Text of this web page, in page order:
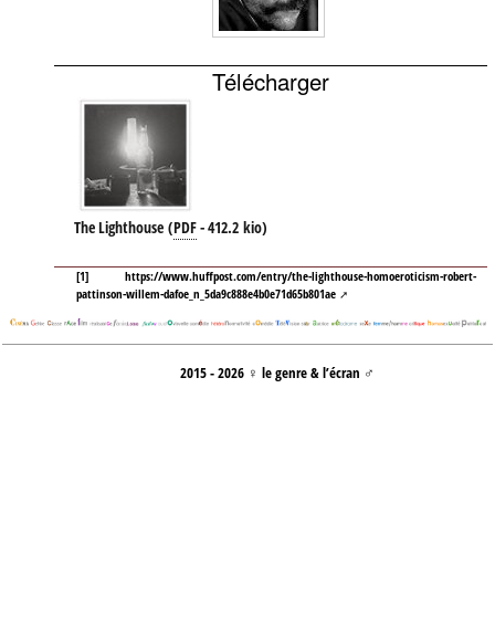
Télécharger
The Lighthouse (PDF-412.2 kio)
[1]https://www.huffpost.com/entry/the-lighthouse-homoeroticism-robert-
pattinson-willem-dafoe_n_5da9c888e4b0e71d65b801ae
2015 - 2026 ♀ le genre & l’écran ♂